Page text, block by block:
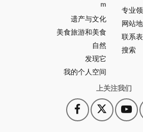
León
网
站
门
户
-
m
遗产与文化
美食旅游和美食
自然
发现它
我的个人空间
专业
网站
联系表
搜索
上关注我们
Facebook
此
链
此
链
此
链